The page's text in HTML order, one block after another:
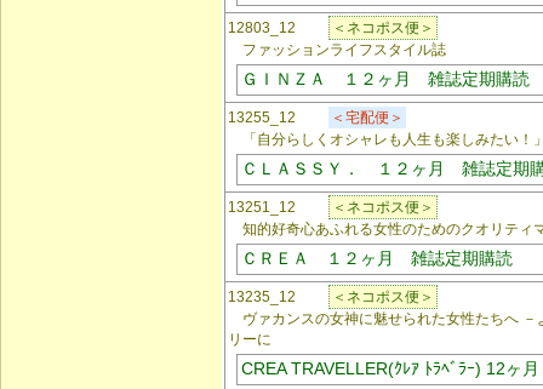
12803_12
＜ネコポス便＞
ファッションライフスタイル誌
ＧＩＮＺＡ １２ヶ月 雑誌定期購読
13255_12
＜宅配便＞
「自分らしくオシャレも人生も楽しみたい！
ＣＬＡＳＳＹ． １２ヶ月 雑誌定期
13251_12
＜ネコポス便＞
知的好奇心あふれる女性のためのクオリティ
ＣＲＥＡ １２ヶ月 雑誌定期購読
13235_12
＜ネコポス便＞
ヴァカンスの女神に魅せられた女性たちへ －
リーに
CREA TRAVELLER(ｸﾚｱ ﾄﾗﾍﾞﾗｰ) 12ヶ